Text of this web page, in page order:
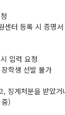
터 등록 시 증명서
입력 요청
학생 선발 불가
계처분을 받았
)